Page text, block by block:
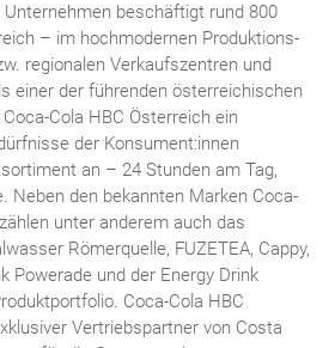
Unternehmen beschäftigt rund 800
– im hochmodernen Produktions-
regionalen Verkaufszentren und
einer der führenden österreichischen
Cola HBC Österreich ein
der Konsument:innen
an – 24 Stunden am Tag,
Neben den bekannten Marken Coca-
unter anderem auch das
Römerquelle, FUZETEA, Cappy,
Powerade und der Energy Drink
Coca-Cola HBC
Vertriebspartner von Costa